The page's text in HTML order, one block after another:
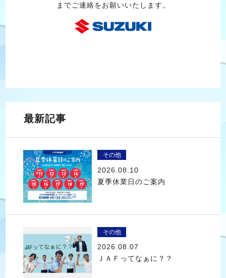
までご連絡をお願いいたします。
最新記事
その他
2026.08.10
夏季休業日のご案内
その他
2026.08.07
ＪＡＦってなぁに？？